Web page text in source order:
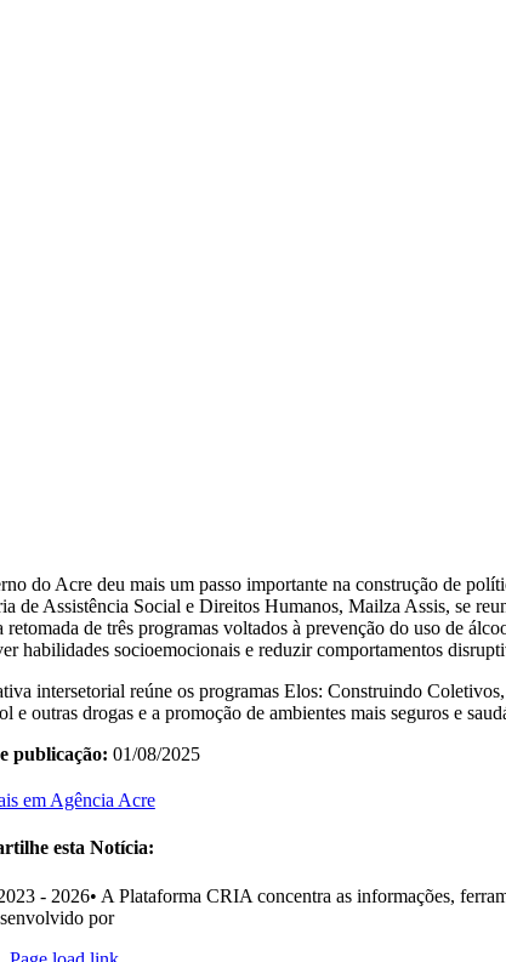
do Acre deu mais um passo importante na construção de
de Assistência Social e Direitos Humanos, Mailza Assis, se
retomada de três programas voltados à prevenção do uso de
habilidades socioemocionais e reduzir comportamentos
intersetorial reúne os programas Elos: Construindo
e outras drogas e a promoção de ambientes mais seguros e
publicação: 01/08/2025
em Agência Acre
esta Notícia:
- 2026• A Plataforma CRIA concentra as informações,
por